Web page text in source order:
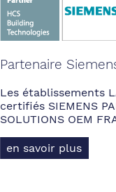
Partenaire
Les établissements
certifiés SIEMENS
SOLUTIONS OEM
en savoir plus